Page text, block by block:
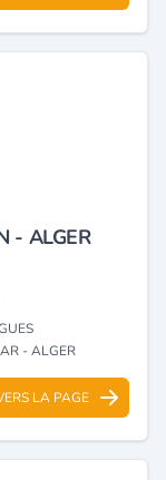
- ALGER
- ALGER
LA PAGE